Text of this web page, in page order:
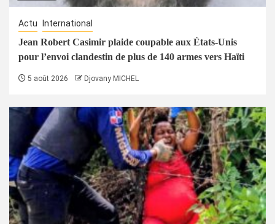
Actu International
Jean Robert Casimir plaide coupable aux États-Unis
pour l’envoi clandestin de plus de 140 armes vers Haïti
5 août 2026 Djovany MICHEL